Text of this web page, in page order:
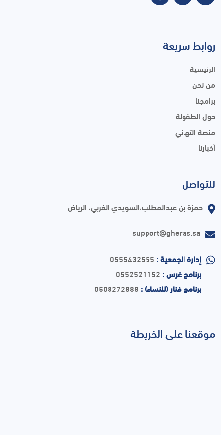
روابط سريعة
الرئيسية
من نحن
برامجنا
حول الطفولة
منصة التهاني
أخبارنا
للتواصل
حمزة بن عبدالمطلب،السويدي الغربي، الرياض
support@gheras.sa
إدارة الجمعية : 0555432555
برنامج غرس : 0552521152
برنامج فنار (للنساء) : 0508272888
موقعنا على الخريطة